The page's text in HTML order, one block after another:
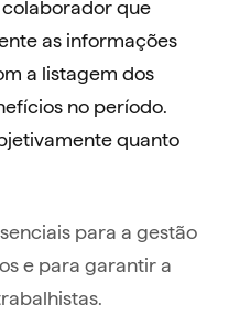
que
as informações
a listagem dos
no período.
quanto
para a gestão
e para garantir a